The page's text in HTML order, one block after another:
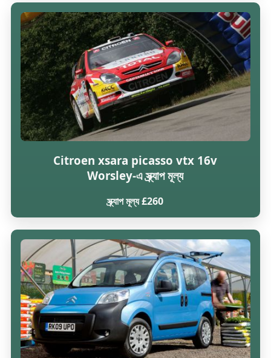
Citroen xsara picasso vtx 16v
Worsley-এ স্ক্র্যাপ মূল্য
স্ক্র্যাপ মূল্য £260